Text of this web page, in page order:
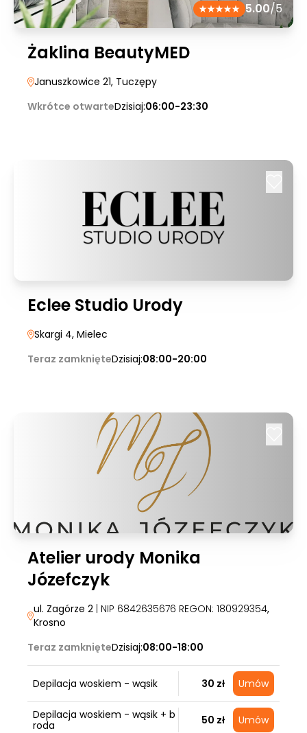
5.00/5
Żaklina BeautyMED
Januszkowice 21, Tuczępy
Wkrótce otwarteDzisiaj:06:00-23:30
Eclee Studio Urody
Skargi 4, Mielec
Teraz zamknięteDzisiaj:08:00-20:00
Atelier urody Monika
Józefczyk
ul. Zagórze 2 | NIP 6842635676 REGON: 180929354,
Krosno
Teraz zamknięteDzisiaj:08:00-18:00
Depilacja woskiem - wąsik 30 zł Umów
Depilacja woskiem - wąsik + b
roda
50 zł Umów